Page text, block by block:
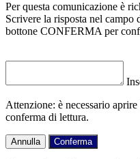
Per questa comunicazione è
Scrivere la risposta nel campo
bottone CONFERMA per
Attenzione: è necessario
conferma di lettura.
Annulla Conferma